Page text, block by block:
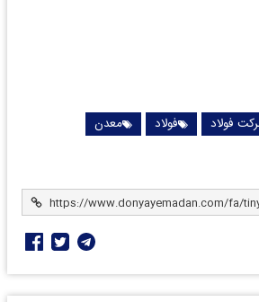
فولاد فولاد
معدن